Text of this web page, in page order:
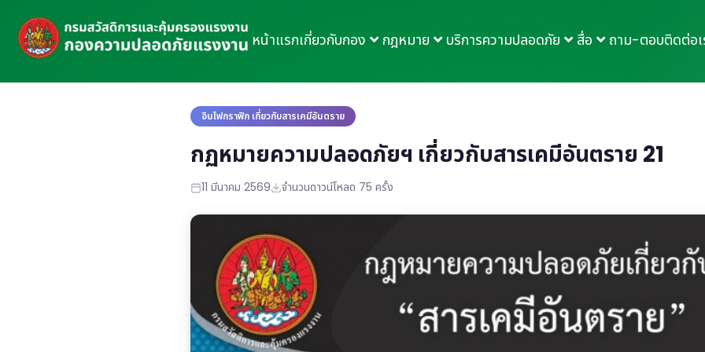
หน้าแรกเกี่ยวกับกอง กฎหมาย บริการความปลอดภัย สื่อ ถาม-ตอบติดต่อเ
อินโฟกราฟิก เกี่ยวกับสารเคมีอันตราย
กฏหมายความปลอดภัยฯ เกี่ยวกับสารเคมีอันตราย 21
11 มีนาคม 2569 จำนวนดาวน์โหลด 75 ครั้ง